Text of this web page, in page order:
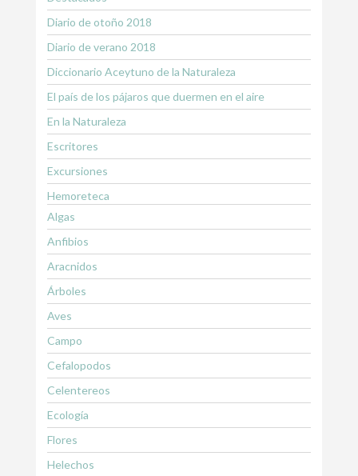
Diario de otoño 2018
Diario de verano 2018
Diccionario Aceytuno de la Naturaleza
El país de los pájaros que duermen en el aire
En la Naturaleza
Escritores
Excursiones
Hemoreteca
Algas
Anfibios
Aracnidos
Árboles
Aves
Campo
Cefalopodos
Celentereos
Ecología
Flores
Helechos